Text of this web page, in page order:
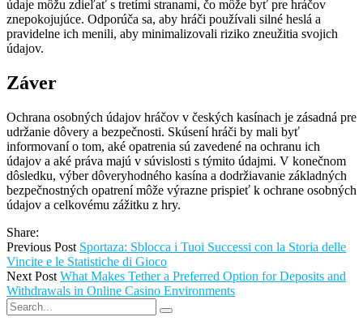
údaje môžu zdieľať s tretími stranami, čo môže byť pre hráčov
znepokojujúce. Odporúča sa, aby hráči používali silné heslá a
pravidelne ich menili, aby minimalizovali riziko zneužitia svojich
údajov.
Záver
Ochrana osobných údajov hráčov v českých kasínach je zásadná pre
udržanie dôvery a bezpečnosti. Skúsení hráči by mali byť
informovaní o tom, aké opatrenia sú zavedené na ochranu ich
údajov a aké práva majú v súvislosti s týmito údajmi. V konečnom
dôsledku, výber dôveryhodného kasína a dodržiavanie základných
bezpečnostných opatrení môže výrazne prispieť k ochrane osobných
údajov a celkovému zážitku z hry.
Share:
Previous Post Sportaza: Sblocca i Tuoi Successi con la Storia delle
Vincite e le Statistiche di Gioco
Next Post What Makes Tether a Preferred Option for Deposits and
Withdrawals in Online Casino Environments